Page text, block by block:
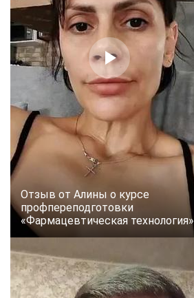
Отзыв от Алины о курсе
профпереподготовки
«Фармацевтическая технология»